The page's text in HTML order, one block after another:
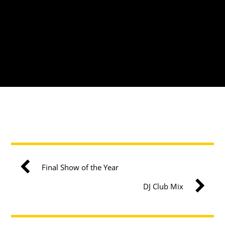
Final Show of the Year
DJ Club Mix